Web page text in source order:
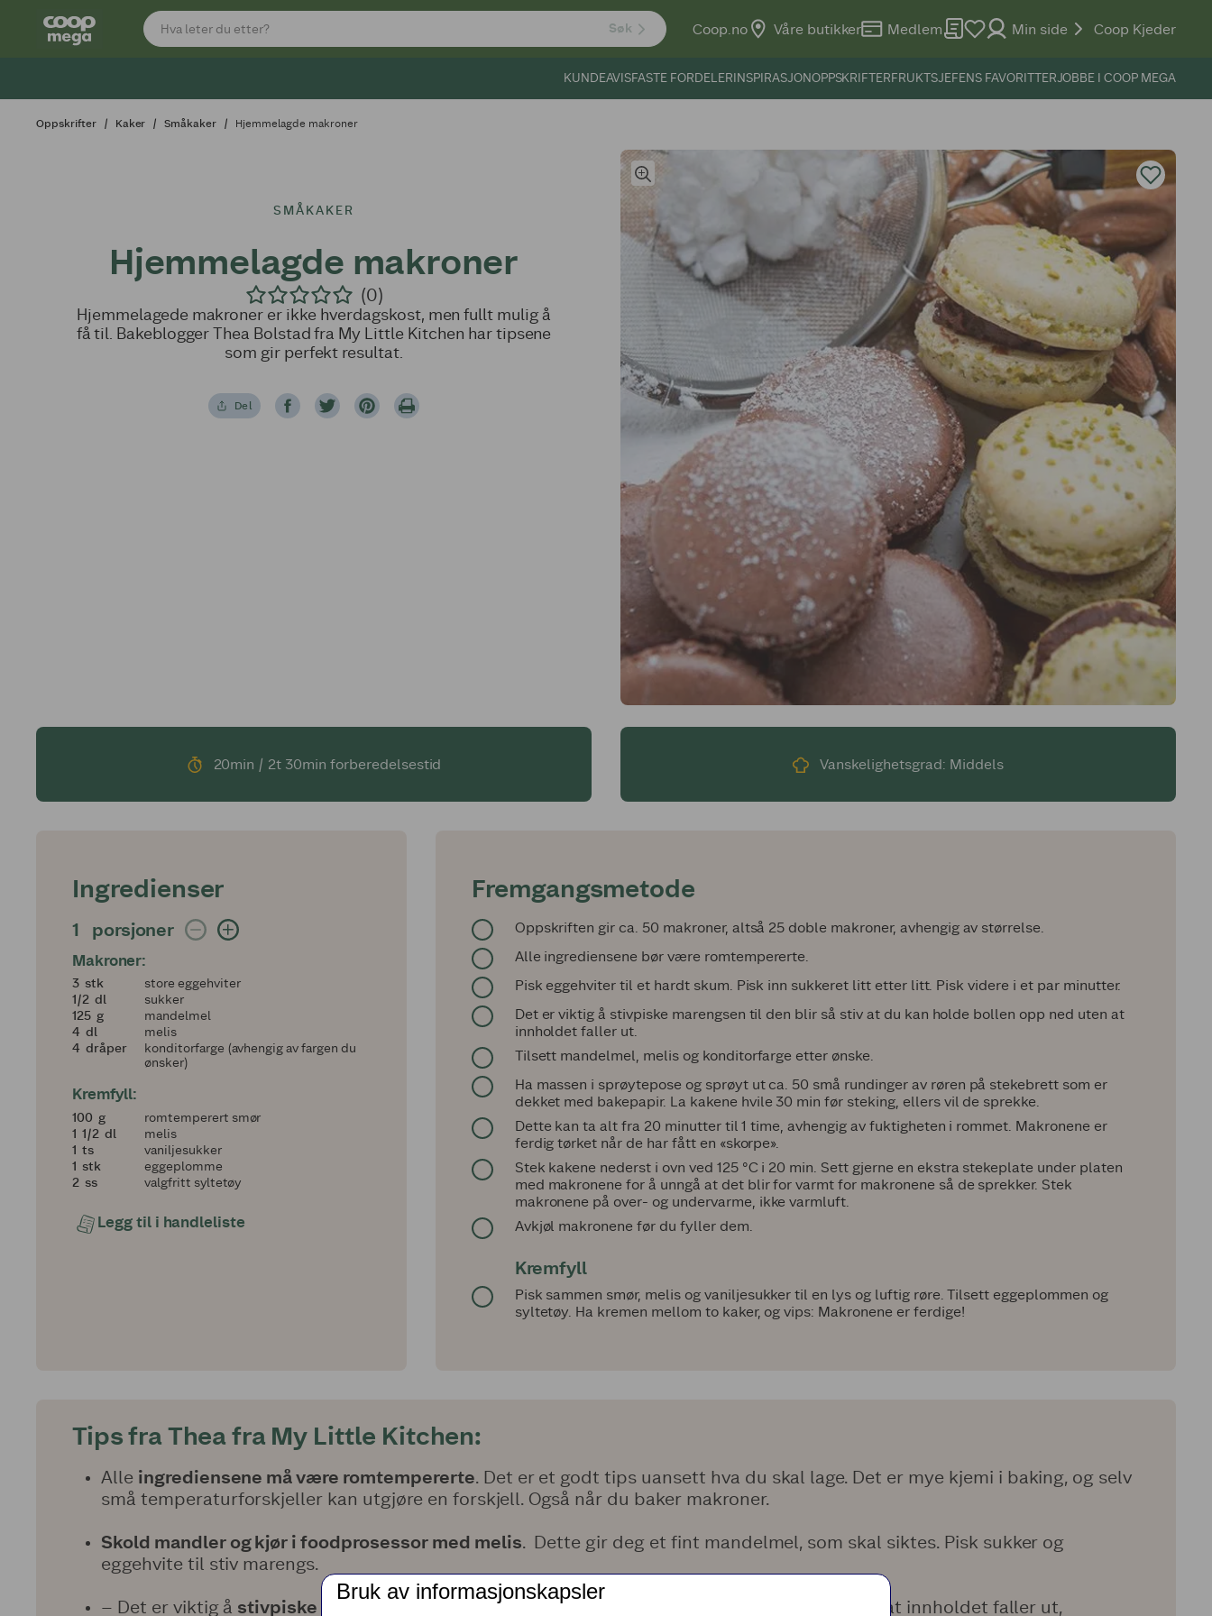
Søk Coop.no Våre butikker Medlem Min side Coop Kjeder
KUNDEAVISFASTE FORDELERINSPIRASJONOPPSKRIFTERFRUKTSJEFENS FAVORITTERJOBBE I COOP MEGA
Oppskrifter Kaker Småkaker Hjemmelagde makroner
SMÅKAKER
Hjemmelagde makroner
(0)
Hjemmelagede makroner er ikke hverdagskost, men fullt mulig å
få til. Bakeblogger Thea Bolstad fra My Little Kitchen har tipsene
som gir perfekt resultat.
Del
20min / 2t 30min forberedelsestid Vanskelighetsgrad: Middels
Ingredienser
1 porsjoner
1 porsjoner
Makroner:
3
3 stk
store eggehviter
en halv
1/2 dl
sukker
125
125 g
mandelmel
4
4 dl
melis
4
4 dråper
konditorfarge (avhengig av fargen du
ønsker)
Kremfyll:
100
100 g
romtemperert smør
1 og en halv
1 1/2 dl
melis
11 ts
vaniljesukker
11 stk
eggeplomme
2
2 ss valgfritt syltetøy
Legg til i handleliste
Fremgangsmetode
Oppskriften gir ca. 50 makroner, altså 25 doble makroner, avhengig av størrelse.
Alle ingrediensene bør være romtempererte.
Pisk eggehviter til et hardt skum. Pisk inn sukkeret litt etter litt. Pisk videre i et par minutter.
Det er viktig å stivpiske marengsen til den blir så stiv at du kan holde bollen opp ned uten at
innholdet faller ut.
Tilsett mandelmel, melis og konditorfarge etter ønske.
Ha massen i sprøytepose og sprøyt ut ca. 50 små rundinger av røren på stekebrett som er
dekket med bakepapir. La kakene hvile 30 min før steking, ellers vil de sprekke.
Dette kan ta alt fra 20 minutter til 1 time, avhengig av fuktigheten i rommet. Makronene er
ferdig tørket når de har fått en «skorpe».
Stek kakene nederst i ovn ved 125 °C i 20 min. Sett gjerne en ekstra stekeplate under platen
med makronene for å unngå at det blir for varmt for makronene så de sprekker. Stek
makronene på over- og undervarme, ikke varmluft.
Avkjøl makronene før du fyller dem.
Kremfyll
Pisk sammen smør, melis og vaniljesukker til en lys og luftig røre. Tilsett eggeplommen og
syltetøy. Ha kremen mellom to kaker, og vips: Makronene er ferdige!
Tips fra Thea fra My Little Kitchen:
Alle ingrediensene må være romtempererte. Det er et godt tips uansett hva du skal lage. Det er mye kjemi i baking, og selv
små temperaturforskjeller kan utgjøre en forskjell. Også når du baker makroner.
Skold mandler og kjør i foodprosessor med melis. Dette gir deg et fint mandelmel, som skal siktes. Pisk sukker og
eggehvite til stiv marengs.
– Det er viktig å stivpiske marengsen
til den blir så stiv at du kan holde bollen opp ned uten at innholdet faller ut,
Bruk av informasjonskapsler